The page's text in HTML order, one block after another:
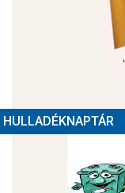
HULLADÉKNAPTÁR